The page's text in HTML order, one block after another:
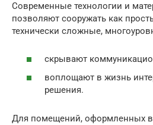
Современные технологии и
позволяют сооружать как
технически сложные,
скрывают
воплощают в жизнь
решения.
Для помещений, оформленных в